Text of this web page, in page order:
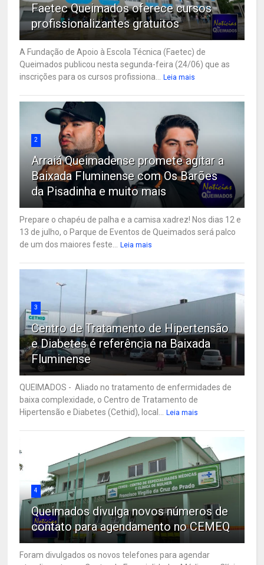
Faetec Queimados oferece cursos
profissionalizantes gratuitos
A Fundação de Apoio à Escola Técnica (Faetec) de
Queimados publicou nesta segunda-feira (24/06) que as
inscrições para os cursos profissiona...
Leia mais
2
Arraiá Queimadense promete agitar a
Baixada Fluminense com Os Barões
da Pisadinha e muito mais
Prepare o chapéu de palha e a camisa xadrez! Nos dias 12 e
13 de julho, o Parque de Eventos de Queimados será palco
de um dos maiores feste...
Leia mais
3
Centro de Tratamento de Hipertensão
e Diabetes é referência na Baixada
Fluminense
QUEIMADOS - Aliado no tratamento de enfermidades de
baixa complexidade, o Centro de Tratamento de
Hipertensão e Diabetes (Cethid), local...
Leia mais
4
Queimados divulga novos números de
contato para agendamento no CEMEQ
Foram divulgados os novos telefones para agendar